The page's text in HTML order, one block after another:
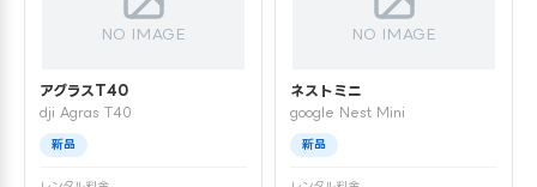
NO IMAGE
アグラスT40
dji Agras T40
新品
NO IMAGE
ネストミニ
google Nest Mini
新品